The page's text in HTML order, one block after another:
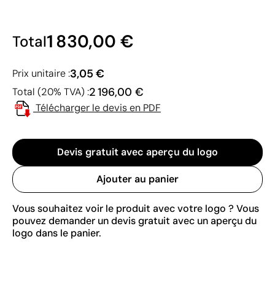
Total1 830,00 €
Prix unitaire :3,05 €
Total (20% TVA) :2 196,00 €
Télécharger le devis en PDF
Devis gratuit avec aperçu du logo
Ajouter au panier
Vous souhaitez voir le produit avec votre logo ? Vous
pouvez demander un devis gratuit avec un aperçu du
logo dans le panier.